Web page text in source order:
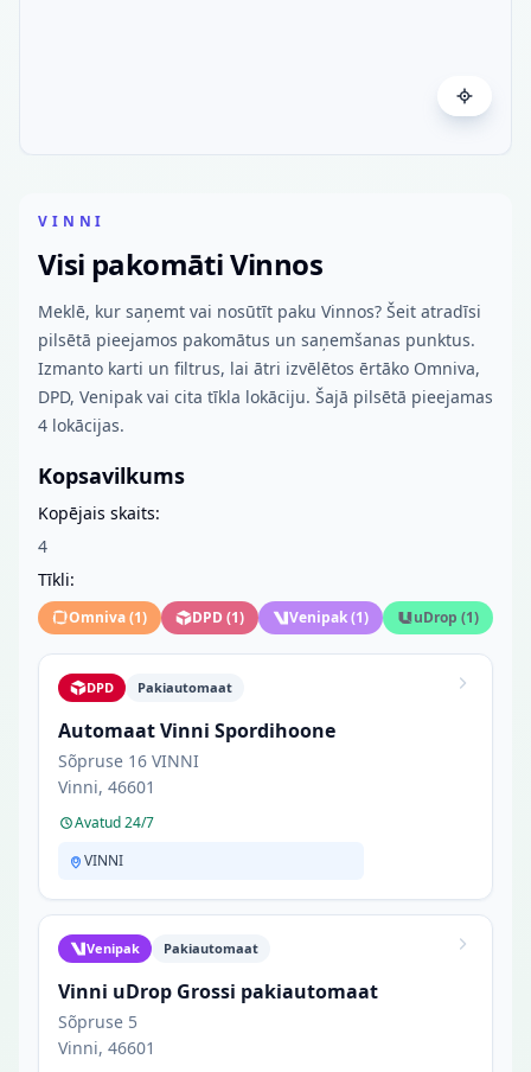
VINNI
Visi pakomāti Vinnos
Meklē, kur saņemt vai nosūtīt paku Vinnos? Šeit atradīsi
pilsētā pieejamos pakomātus un saņemšanas punktus.
Izmanto karti un filtrus, lai ātri izvēlētos ērtāko Omniva,
DPD, Venipak vai cita tīkla lokāciju. Šajā pilsētā pieejamas
4 lokācijas.
Kopsavilkums
Kopējais skaits:
4
Tīkli:
Omniva(1) DPD(1) Venipak(1) uDrop (1)
DPD Pakiautomaat
Automaat Vinni Spordihoone
Sõpruse 16 VINNI
Vinni, 46601
Avatud 24/7
VINNI
Venipak Pakiautomaat
Vinni uDrop Grossi pakiautomaat
Sõpruse 5
Vinni, 46601